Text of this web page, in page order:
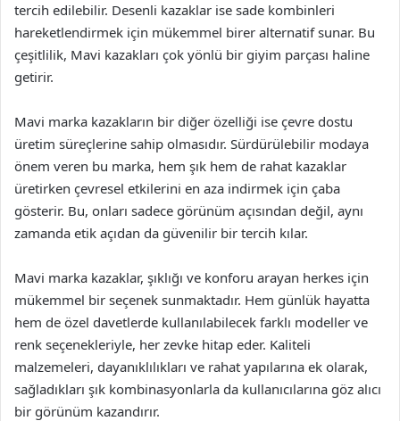
tercih edilebilir. Desenli kazaklar ise sade kombinleri
hareketlendirmek için mükemmel birer alternatif sunar. Bu
çeşitlilik, Mavi kazakları çok yönlü bir giyim parçası haline
getirir.
Mavi marka kazakların bir diğer özelliği ise çevre dostu
üretim süreçlerine sahip olmasıdır. Sürdürülebilir modaya
önem veren bu marka, hem şık hem de rahat kazaklar
üretirken çevresel etkilerini en aza indirmek için çaba
gösterir. Bu, onları sadece görünüm açısından değil, aynı
zamanda etik açıdan da güvenilir bir tercih kılar.
Mavi marka kazaklar, şıklığı ve konforu arayan herkes için
mükemmel bir seçenek sunmaktadır. Hem günlük hayatta
hem de özel davetlerde kullanılabilecek farklı modeller ve
renk seçenekleriyle, her zevke hitap eder. Kaliteli
malzemeleri, dayanıklılıkları ve rahat yapılarına ek olarak,
sağladıkları şık kombinasyonlarla da kullanıcılarına göz alıcı
bir görünüm kazandırır.